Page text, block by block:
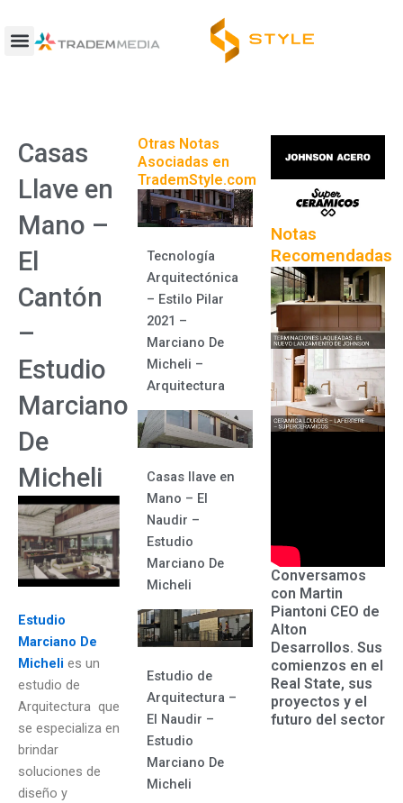
contenido
Casas
Llave en
Mano –
El
Cantón
–
Estudio
Marciano
De
Micheli
Estudio
Marciano De
Micheli es un
estudio de
Arquitectura que
se especializa en
brindar
soluciones de
diseño y
Otras Notas
Asociadas en
TrademStyle.com
Tecnología
Arquitectónica
– Estilo Pilar
2021 –
Marciano De
Micheli –
Arquitectura
Casas llave en
Mano – El
Naudir –
Estudio
Marciano De
Micheli
Estudio de
Arquitectura –
El Naudir –
Estudio
Marciano De
Micheli
Notas
Recomendadas
Conversamos
con Martin
Piantoni CEO de
Alton
Desarrollos. Sus
comienzos en el
Real State, sus
proyectos y el
futuro del sector